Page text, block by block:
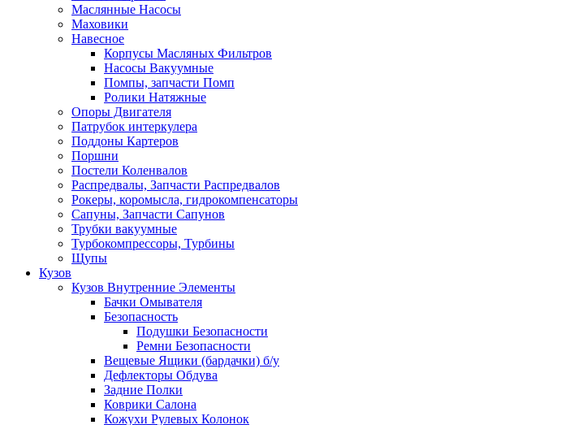
Маслянные Насосы
Маховики
Навесное
Корпусы Масляных Фильтров
Насосы Вакуумные
Помпы, запчасти Помп
Ролики Натяжные
Опоры Двигателя
Патрубок интеркулера
Поддоны Картеров
Поршни
Постели Коленвалов
Распредвалы, Запчасти Распредвалов
Рокеры, коромысла, гидрокомпенсаторы
Сапуны, Запчасти Сапунов
Трубки вакуумные
Турбокомпрессоры, Турбины
Щупы
Кузов
Кузов Внутренние Элементы
Бачки Омывателя
Безопасность
Подушки Безопасности
Ремни Безопасности
Вещевые Ящики (бардачки) б/у
Дефлекторы Обдува
Задние Полки
Коврики Салона
Кожухи Рулевых Колонок